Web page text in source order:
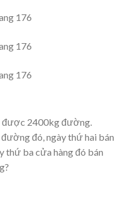
được 2400kg đường.
đó, ngày thứ hai bán
thứ ba cửa hàng đó bán